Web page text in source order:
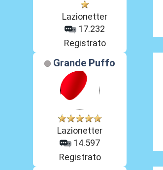
Lazionetter
17.232
Registrato
Grande Puffo
Lazionetter
14.597
Registrato